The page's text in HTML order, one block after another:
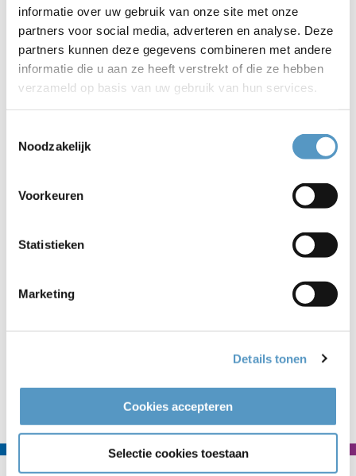
informatie over uw gebruik van onze site met onze
partners voor social media, adverteren en analyse. Deze
partners kunnen deze gegevens combineren met andere
informatie die u aan ze heeft verstrekt of die ze hebben
verzameld op basis van uw gebruik van hun services.
Noodzakelijk
Voorkeuren
Statistieken
Marketing
Details tonen
Cookies accepteren
Selectie cookies toestaan
Wilt u met ons meepraten over dit thema? U bent van harte
welkom in de Zwanenburg.
Alzheimer Café Katwijk is een ontmoetingspunt voor
patiënten, familieleden, hulpverleners, vrijwilligers en
overige belangstellenden die meer willen weten over leven
met dementie. U bent welkom vanaf 19.00 uur en het
programma start om 19.30 uur. De bijeenkomst eindigt
toegang is gratis. Het Alzheimer Café Katwijk is een
samenwerkingsverband tussen Curadomi, DSV, Buurtzorg,
Naar nieuwsoverzicht